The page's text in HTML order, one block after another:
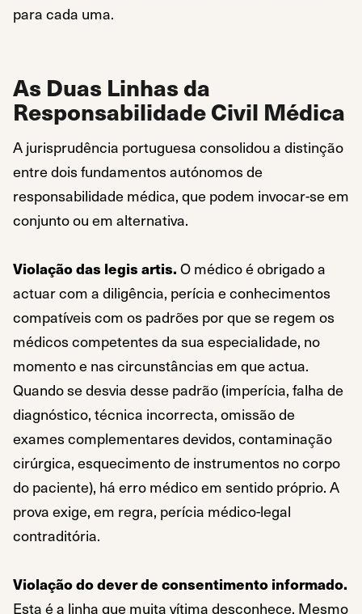
para cada uma.
As Duas Linhas da
Responsabilidade Civil Médica
A jurisprudência portuguesa consolidou a distinção
entre dois fundamentos autónomos de
responsabilidade médica, que podem invocar-se em
conjunto ou em alternativa.
Violação das legis artis. O médico é obrigado a
actuar com a diligência, perícia e conhecimentos
compatíveis com os padrões por que se regem os
médicos competentes da sua especialidade, no
momento e nas circunstâncias em que actua.
Quando se desvia desse padrão (imperícia, falha de
diagnóstico, técnica incorrecta, omissão de
exames complementares devidos, contaminação
cirúrgica, esquecimento de instrumentos no corpo
do paciente), há erro médico em sentido próprio. A
prova exige, em regra, perícia médico-legal
contraditória.
Violação do dever de consentimento informado.
Esta é a linha que muita vítima desconhece. Mesmo